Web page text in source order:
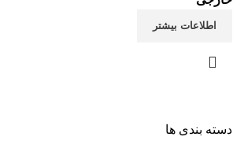
دسته بندی ها
اطلاعات بیشتر